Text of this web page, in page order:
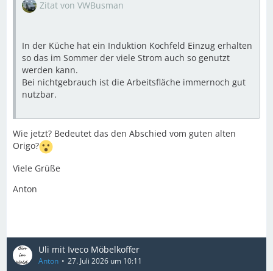
Zitat von VWBusman
In der Küche hat ein Induktion Kochfeld Einzug erhalten
so das im Sommer der viele Strom auch so genutzt
werden kann.
Bei nichtgebrauch ist die Arbeitsfläche immernoch gut
nutzbar.
Wie jetzt? Bedeutet das den Abschied vom guten alten
Origo?
Viele Grüße
Anton
Uli mit Iveco Möbelkoffer
Anton 27. Juli 2026 um 10:11